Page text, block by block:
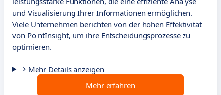
und Visualisierung Ihrer Informationen ermöglichen.
Viele Unternehmen berichten von der hohen Effektivität
von PointInsight, um ihre Entscheidungsprozesse zu
optimieren.
Mehr Details anzeigen
Mehr erfahren